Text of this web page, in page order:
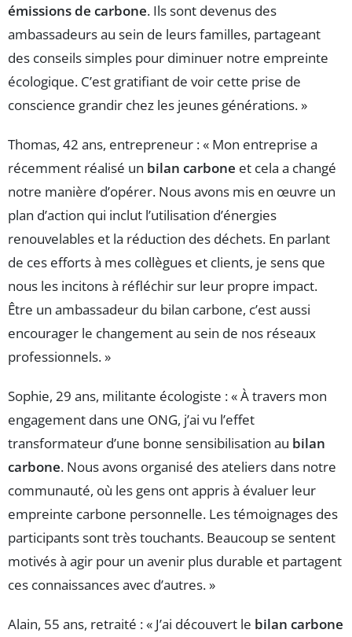
émissions de carbone. Ils sont devenus des
ambassadeurs au sein de leurs familles, partageant
des conseils simples pour diminuer notre empreinte
écologique. C’est gratifiant de voir cette prise de
conscience grandir chez les jeunes générations. »
Thomas, 42 ans, entrepreneur : « Mon entreprise a
récemment réalisé un bilan carbone et cela a changé
notre manière d’opérer. Nous avons mis en œuvre un
plan d’action qui inclut l’utilisation d’énergies
renouvelables et la réduction des déchets. En parlant
de ces efforts à mes collègues et clients, je sens que
nous les incitons à réfléchir sur leur propre impact.
Être un ambassadeur du bilan carbone, c’est aussi
encourager le changement au sein de nos réseaux
professionnels. »
Sophie, 29 ans, militante écologiste : « À travers mon
engagement dans une ONG, j’ai vu l’effet
transformateur d’une bonne sensibilisation au bilan
carbone. Nous avons organisé des ateliers dans notre
communauté, où les gens ont appris à évaluer leur
empreinte carbone personnelle. Les témoignages des
participants sont très touchants. Beaucoup se sentent
motivés à agir pour un avenir plus durable et partagent
ces connaissances avec d’autres. »
Alain, 55 ans, retraité : « J’ai découvert le bilan carbone